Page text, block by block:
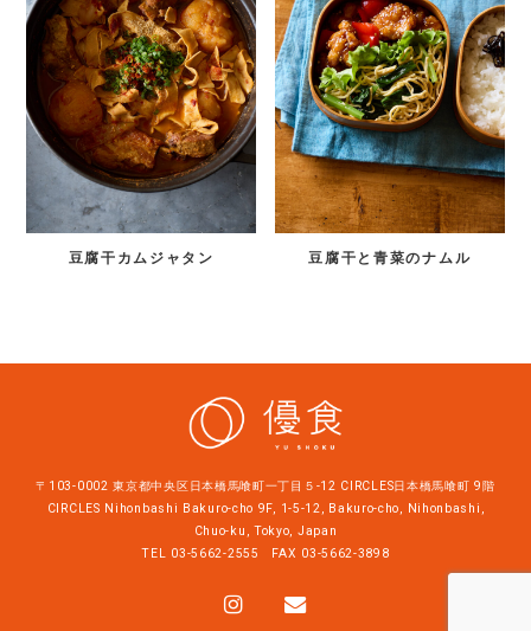
豆腐干カムジャタン 豆腐干と青菜のナムル
〒103-0002 東京都中央区日本橋馬喰町一丁目５-12 CIRCLES日本橋馬喰町 9階
CIRCLES Nihonbashi Bakuro-cho 9F, 1-5-12, Bakuro-cho, Nihonbashi,
Chuo-ku, Tokyo, Japan
TEL 03-5662-2555 FAX 03-5662-3898